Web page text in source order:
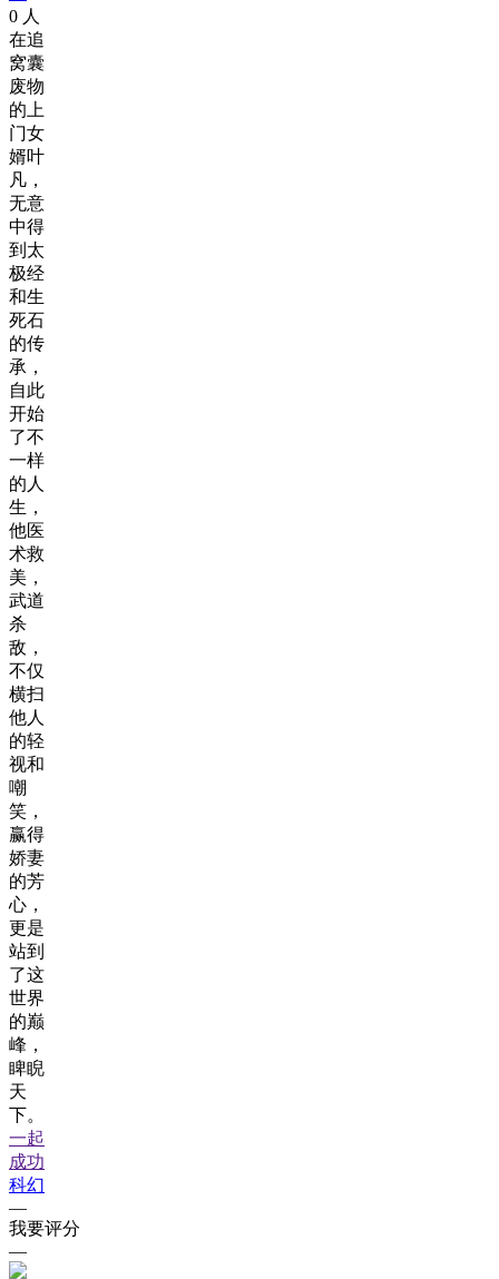
0 人
在追
窝囊
废物
的上
门女
婿叶
凡，
无意
中得
到太
极经
和生
死石
的传
承，
自此
开始
了不
一样
的人
生，
他医
术救
美，
武道
杀
敌，
不仅
横扫
他人
的轻
视和
嘲
笑，
赢得
娇妻
的芳
心，
更是
站到
了这
世界
的巅
峰，
睥睨
天
下。
一起
成功
科幻
—
我要评分
—